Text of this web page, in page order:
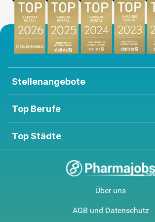
Stellenangebote
Top Berufe
Top Städte
Über uns
AGB und Datenschutz